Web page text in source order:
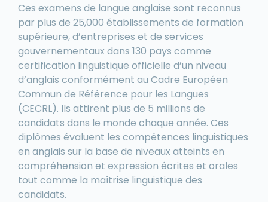
Ces examens de langue anglaise sont reconnus
par plus de 25,000 établissements de formation
supérieure, d’entreprises et de services
gouvernementaux dans 130 pays comme
certification linguistique officielle d’un niveau
d’anglais conformément au Cadre Européen
Commun de Référence pour les Langues
(CECRL). Ils attirent plus de 5 millions de
candidats dans le monde chaque année. Ces
diplômes évaluent les compétences linguistiques
en anglais sur la base de niveaux atteints en
compréhension et expression écrites et orales
tout comme la maîtrise linguistique des
candidats.